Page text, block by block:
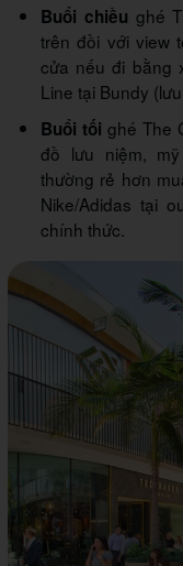
Buổi chiều ghé
trên đồi với view
cửa nếu đi bằng
Line tại Bundy
Buổi tối ghé The
đồ lưu niệm,
thường rẻ hơn
Nike/Adidas tại
chính thức.